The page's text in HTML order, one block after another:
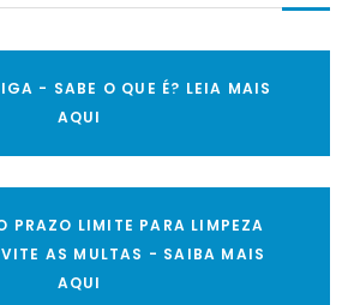
- SABE O QUE É? LEIA MAIS
AQUI
PRAZO LIMITE PARA LIMPEZA
AS MULTAS - SAIBA MAIS
AQUI